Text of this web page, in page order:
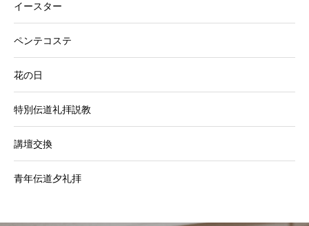
イースター
ペンテコステ
花の日
特別伝道礼拝説教
講壇交換
青年伝道夕礼拝